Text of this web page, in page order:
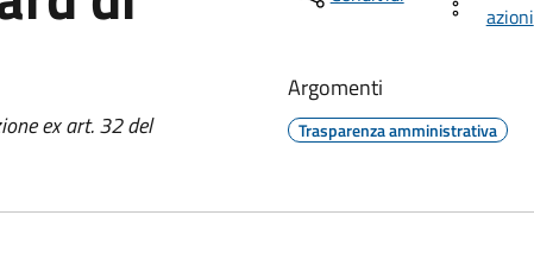
ex art. 32 del
azioni
Argomenti
Trasparenza amministrativa